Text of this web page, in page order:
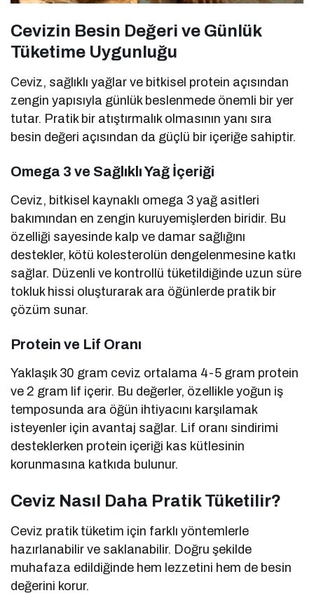
Cevizin Besin Değeri ve Günlük
Tüketime Uygunluğu
Ceviz, sağlıklı yağlar ve bitkisel protein açısından
zengin yapısıyla günlük beslenmede önemli bir yer
tutar. Pratik bir atıştırmalık olmasının yanı sıra
besin değeri açısından da güçlü bir içeriğe sahiptir.
Omega 3 ve Sağlıklı Yağ İçeriği
Ceviz, bitkisel kaynaklı omega 3 yağ asitleri
bakımından en zengin kuruyemişlerden biridir. Bu
özelliği sayesinde kalp ve damar sağlığını
destekler, kötü kolesterolün dengelenmesine katkı
sağlar. Düzenli ve kontrollü tüketildiğinde uzun süre
tokluk hissi oluşturarak ara öğünlerde pratik bir
çözüm sunar.
Protein ve Lif Oranı
Yaklaşık 30 gram ceviz ortalama 4-5 gram protein
ve 2 gram lif içerir. Bu değerler, özellikle yoğun iş
temposunda ara öğün ihtiyacını karşılamak
isteyenler için avantaj sağlar. Lif oranı sindirimi
desteklerken protein içeriği kas kütlesinin
korunmasına katkıda bulunur.
Ceviz Nasıl Daha Pratik Tüketilir?
Ceviz pratik tüketim için farklı yöntemlerle
hazırlanabilir ve saklanabilir. Doğru şekilde
muhafaza edildiğinde hem lezzetini hem de besin
değerini korur.